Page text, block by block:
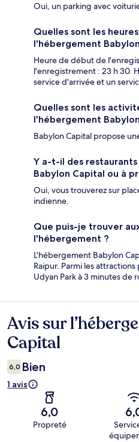
Oui, un parking avec
Quelles sont les
l'hébergement
Heure de début de
l'enregistrement : 23 h 30.
service d'arrivée et un
Quelles sont les
l'hébergement
Babylon Capital propose
Y a-t-il des
Babylon Capital ou à
Oui, vous trouverez sur
indienne.
Que puis-je trouver
l'hébergement ?
L'hébergement Babylon
Raipur. Parmi les
Udyan Park à 3 minutes de
Avis
Avis sur
Capital
6,0 Bien
1 avis
6,0
Propreté